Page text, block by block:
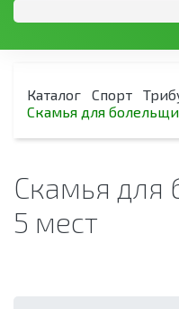
Каталог Спорт
Скамья для
Скамья для
5 мест